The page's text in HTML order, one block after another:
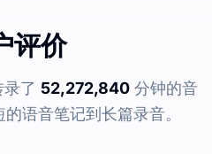
评价
了 52,272,840分钟的音
语音笔记到长篇录音。